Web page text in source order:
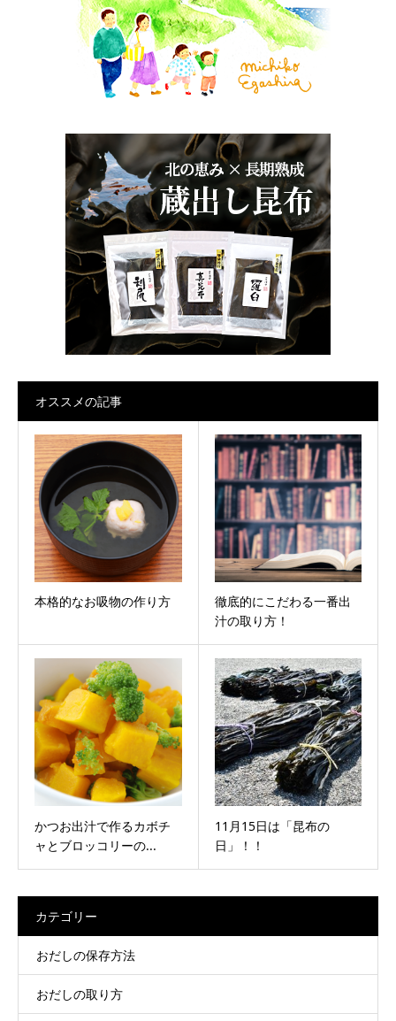
オススメの記事
本格的なお吸物の作り方
徹底的にこだわる一番出
汁の取り方！
かつお出汁で作るカボチ
ャとブロッコリーの...
11月15日は「昆布の
日」！！
カテゴリー
おだしの保存方法
おだしの取り方